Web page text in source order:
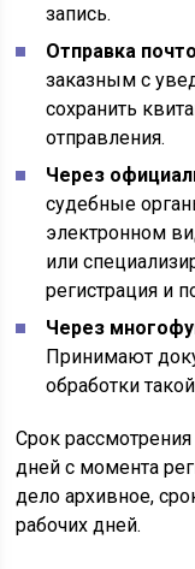
запись.
Отправка
заказным с
сохранить
отправления.
Через
судебные
электронном
или
регистрация и
Через
Принимают
обработки
Срок рассмотрения
дней с момента
дело архивное,
рабочих дней.